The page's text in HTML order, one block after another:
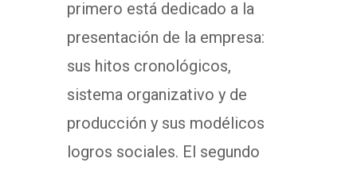
primero está dedicado a la
presentación de la empresa:
sus hitos cronológicos,
sistema organizativo y de
producción y sus modélicos
logros sociales. El segundo